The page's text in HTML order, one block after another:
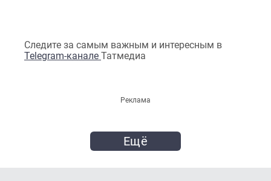
Следите за самым важным и интересным в
Telegram-канале Татмедиа
Реклама
Ещё